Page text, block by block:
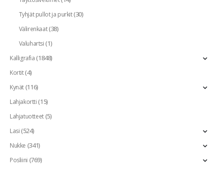
Tyhjät pullot ja purkit(30)
Välirenkaat(38)
Valuhartsi(1)
Kalligrafia(1848)
Kortit(4)
Kynät(116)
Lahjakortti(15)
Lahjatuotteet(5)
Lasi(524)
Nukke (341)
Posliini (769)